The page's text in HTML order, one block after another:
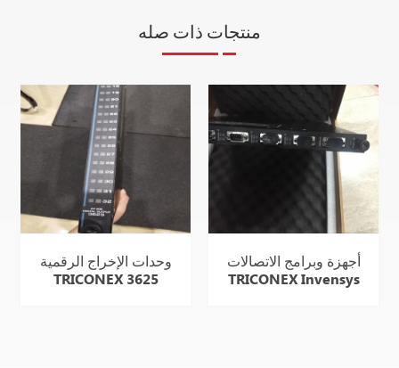
منتجات ذات صله
وحدات الإخراج الرقمية
TRICONEX 3625
أجهزة وبرامج الاتصالات
TRICONEX Invensys